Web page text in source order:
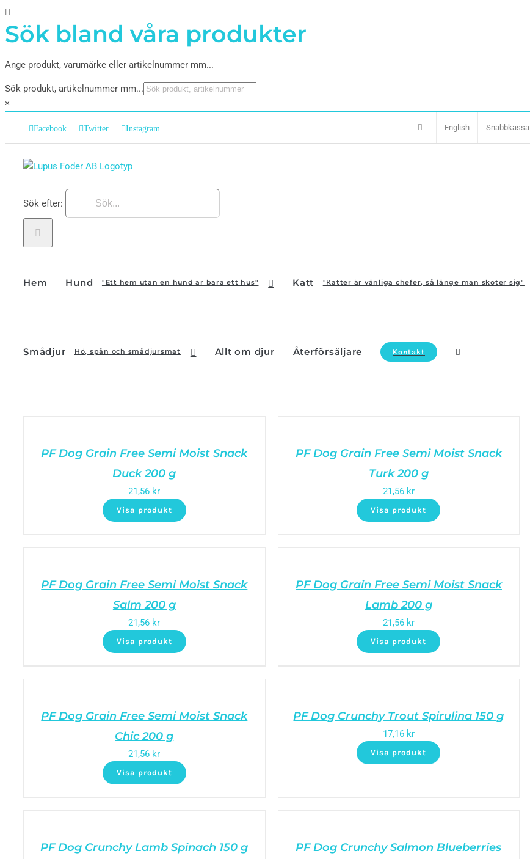
Sök bland våra produkter
Ange produkt, varumärke eller artikelnummer mm...
Sök produkt, artikelnummer mm...
×
Facebook Twitter Instagram English Snabbkassa
Sök efter:
Hem Hund "Ett hem utan en hund är bara ett hus" Katt "Katter är vänliga chefer, så länge man sköter sig"
Smådjur Hö, spån och smådjursmat Allt om djur Återförsäljare Kontakt
PF Dog Grain Free Semi Moist Snack
Duck 200 g
21,56 kr
Visa produkt
PF Dog Grain Free Semi Moist Snack
Turk 200 g
21,56 kr
Visa produkt
PF Dog Grain Free Semi Moist Snack
Salm 200 g
21,56 kr
Visa produkt
PF Dog Grain Free Semi Moist Snack
Lamb 200 g
21,56 kr
Visa produkt
PF Dog Grain Free Semi Moist Snack
Chic 200 g
21,56 kr
Visa produkt
PF Dog Crunchy Trout Spirulina 150 g
17,16 kr
Visa produkt
PF Dog Crunchy Lamb Spinach 150 g
PF Dog Crunchy Salmon Blueberries